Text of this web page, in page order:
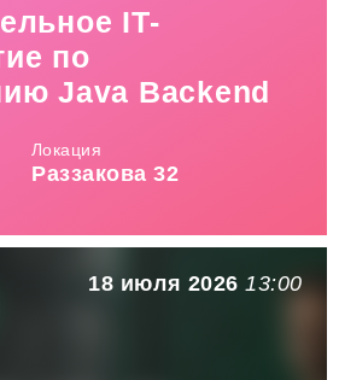
IT-
по
Java Backend
Локация
Раззакова 32
18 июля 202613:00